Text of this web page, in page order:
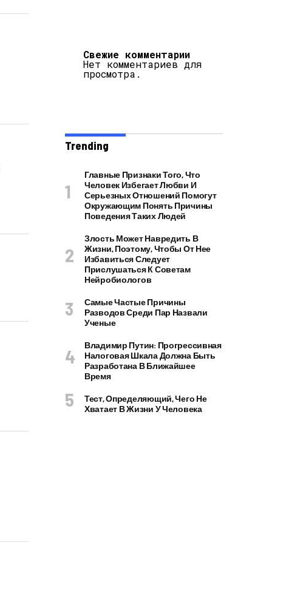
Свежие комментарии
Нет комментариев для
просмотра.
Trending
Главные Признаки Того, Что
Человек Избегает Любви И
Серьезных Отношений Помогут
Окружающим Понять Причины
Поведения Таких Людей
Злость Может Навредить В
Жизни, Поэтому, Чтобы От Нее
Избавиться Следует
Прислушаться К Советам
Нейробиологов
Самые Частые Причины
Разводов Среди Пар Назвали
Ученые
Владимир Путин: Прогрессивная
Налоговая Шкала Должна Быть
Разработана В Ближайшее
Время
Тест, Определяющий, Чего Не
Хватает В Жизни У Человека